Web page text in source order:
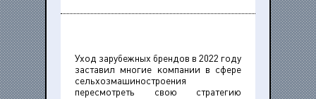
Уход зарубежных брендов в 2022 году
заставил многие компании в сфере
сельхозмашиностроения
пересмотреть свою стратегию